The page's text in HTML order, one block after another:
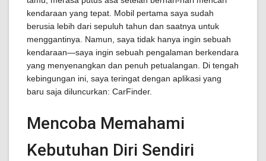
kendaraan yang tepat. Mobil pertama saya sudah
berusia lebih dari sepuluh tahun dan saatnya untuk
menggantinya. Namun, saya tidak hanya ingin sebuah
kendaraan—saya ingin sebuah pengalaman berkendara
yang menyenangkan dan penuh petualangan. Di tengah
kebingungan ini, saya teringat dengan aplikasi yang
baru saja diluncurkan: CarFinder.
Mencoba Memahami
Kebutuhan Diri Sendiri